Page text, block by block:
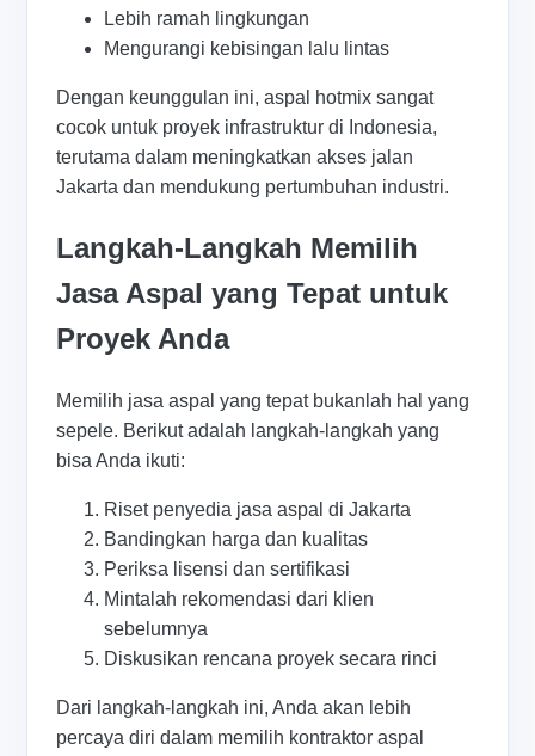
Lebih ramah lingkungan
Mengurangi kebisingan lalu lintas
Dengan keunggulan ini, aspal hotmix sangat
cocok untuk proyek infrastruktur di Indonesia,
terutama dalam meningkatkan akses jalan
Jakarta dan mendukung pertumbuhan industri.
Langkah-Langkah Memilih
Jasa Aspal yang Tepat untuk
Proyek Anda
Memilih jasa aspal yang tepat bukanlah hal yang
sepele. Berikut adalah langkah-langkah yang
bisa Anda ikuti:
Riset penyedia jasa aspal di Jakarta
Bandingkan harga dan kualitas
Periksa lisensi dan sertifikasi
Mintalah rekomendasi dari klien
sebelumnya
Diskusikan rencana proyek secara rinci
Dari langkah-langkah ini, Anda akan lebih
percaya diri dalam memilih kontraktor aspal